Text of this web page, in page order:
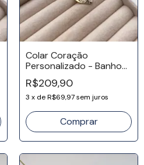
Colar Coração
Personalizado - Banho
Ouro 18k
R$209,90
3 x deR$69,97sem juros
Comprar